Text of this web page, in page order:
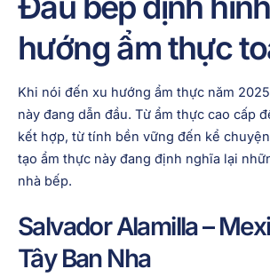
hướng ẩm thực
Khi nói đến xu hướng ẩm thực năm
này đang dẫn đầu. Từ ẩm thực cao cấp
kết hợp, từ tính bền vững đến kể
tạo ẩm thực này đang định nghĩa lại
nhà bếp.
Salvador Alamilla –
Tây Ban Nha